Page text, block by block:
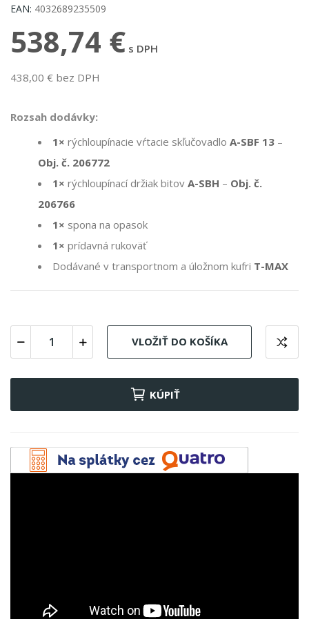
EAN: 4032689235509
538,74 € s DPH
438,00 € bez DPH
Rozsah dodávky:
1× rýchloupínacie vŕtacie skľučovadlo A-SBF 13 –
Obj. č. 206772
1× rýchloupínací držiak bitov A-SBH – Obj. č.
206766
1× spona na opasok
1× prídavná rukoväť
Dodávané v transportnom a úložnom kufri T-MAX
VLOŽIŤ DO KOŠÍKA
KÚPIŤ